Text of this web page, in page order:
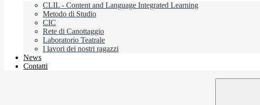
CLIL - Content and Language Integrated Learning
Metodo di Studio
CIC
Rete di Canottaggio
Laboratorio Teatrale
I lavori dei nostri ragazzi
News
Contatti